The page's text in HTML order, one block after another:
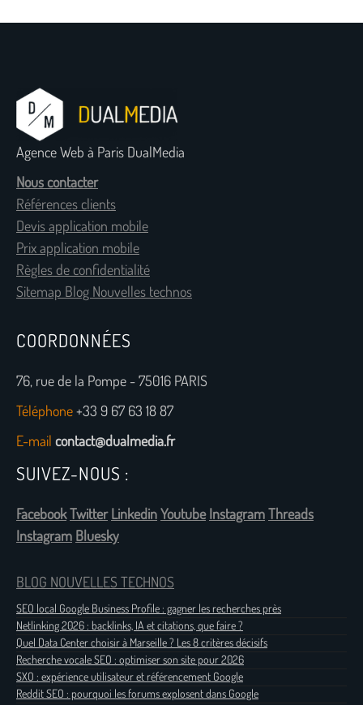
Agence Web à Paris DualMedia
Nous contacter
Références clients
Devis application mobile
Prix application mobile
Règles de confidentialité
Sitemap Blog Nouvelles technos
COORDONNÉES
76, rue de la Pompe - 75016 PARIS
Téléphone+33 9 67 63 18 87
E-mail contact@dualmedia.fr
SUIVEZ-NOUS :
FacebookTwitter LinkedinYoutube InstagramThreads
Instagram Bluesky
BLOG NOUVELLES TECHNOS
SEO local Google Business Profile : gagner les recherches près
Netlinking 2026 : backlinks, IA et citations, que faire ?
Quel Data Center choisir à Marseille ? Les 8 critères décisifs
Recherche vocale SEO : optimiser son site pour 2026
SXO : expérience utilisateur et référencement Google
Reddit SEO : pourquoi les forums explosent dans Google